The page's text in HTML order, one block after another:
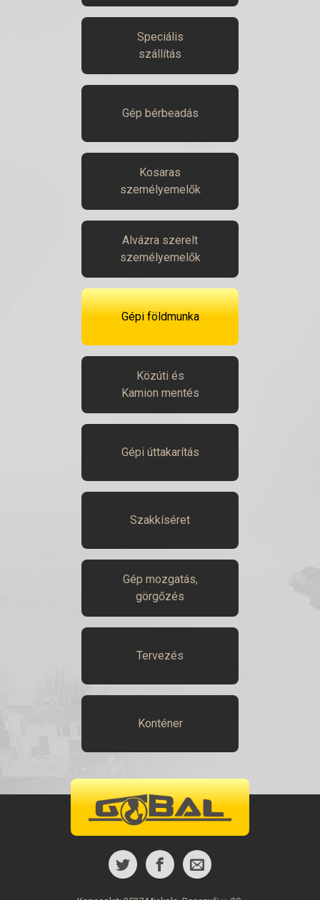
Speciális
szállítás
Gép bérbeadás
Kosaras
személyemelők
Alvázra szerelt
személyemelők
Gépi földmunka
Közúti és
Kamion mentés
Gépi úttakarítás
Szakkíséret
Gép mozgatás,
görgőzés
Tervezés
Konténer